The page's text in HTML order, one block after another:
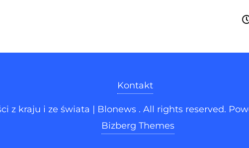
Kontakt
z kraju i ze świata | Blonews . All rights reserved.
Bizberg Themes